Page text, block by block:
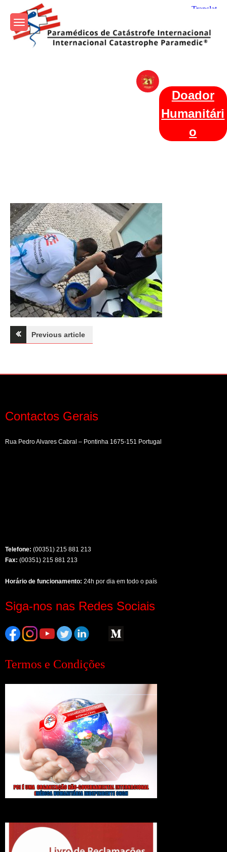
content
Internacional
Doador
Humanitári
o
Navegação
artigos
Previous article
Contactos Gerais
Rua Pedro Alvares Cabral – Pontinha 1675-151 Portugal
Telefone: (00351) 215 881 213
Fax: (00351) 215 881 213
Horário de funcionamento: 24h por dia em todo o país
Siga-nos nas Redes Sociais
Termos e Condições